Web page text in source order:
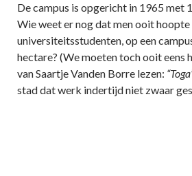
De campus is opgericht in 1965 met
Wie weet er nog dat men ooit
universiteitsstudenten, op een
hectare? (We moeten toch ooit eens
van Saartje Vanden Borre lezen:
stad dat werk indertijd niet zwaar